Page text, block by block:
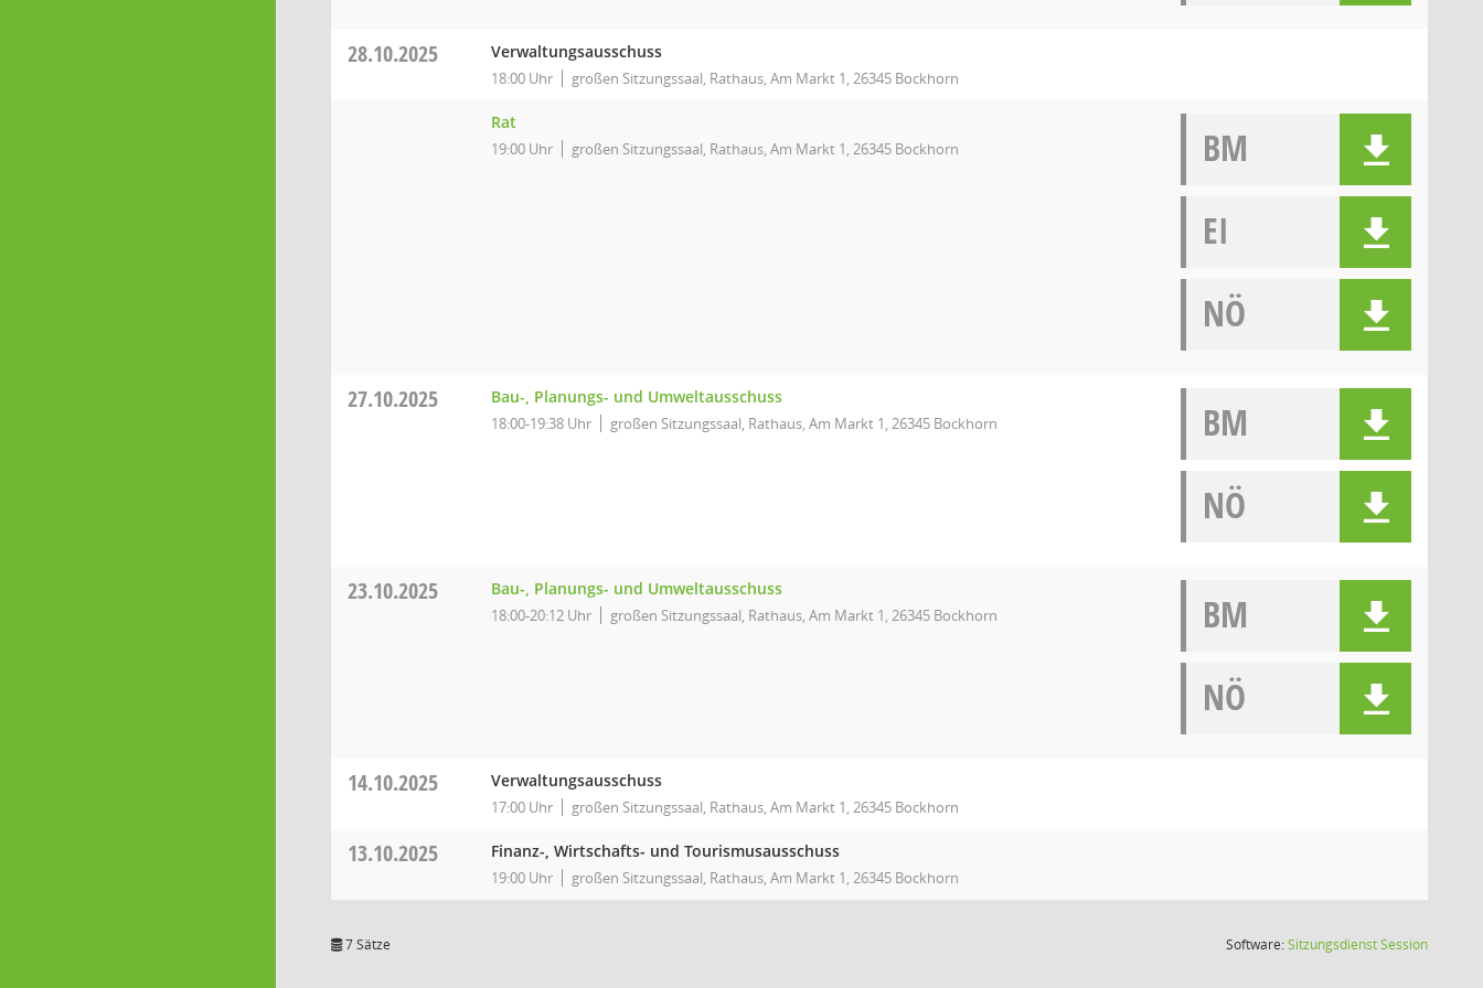
28.10.2025 Verwaltungsausschuss
18:00 Uhr großen Sitzungssaal, Rathaus, Am Markt 1, 26345 Bockhorn
Rat
19:00 Uhr großen Sitzungssaal, Rathaus, Am Markt 1, 26345 Bockhorn
BM
EI
NÖ
27.10.2025 Bau-, Planungs- und Umweltausschuss
18:00-19:38 Uhr großen Sitzungssaal, Rathaus, Am Markt 1, 26345 Bockhorn
BM
NÖ
23.10.2025 Bau-, Planungs- und Umweltausschuss
18:00-20:12 Uhr großen Sitzungssaal, Rathaus, Am Markt 1, 26345 Bockhorn
BM
NÖ
14.10.2025 Verwaltungsausschuss
17:00 Uhr großen Sitzungssaal, Rathaus, Am Markt 1, 26345 Bockhorn
13.10.2025 Finanz-, Wirtschafts- und Tourismusausschuss
19:00 Uhr großen Sitzungssaal, Rathaus, Am Markt 1, 26345 Bockhorn
7 Sätze Software:SitzungsdienstSession(Wird in